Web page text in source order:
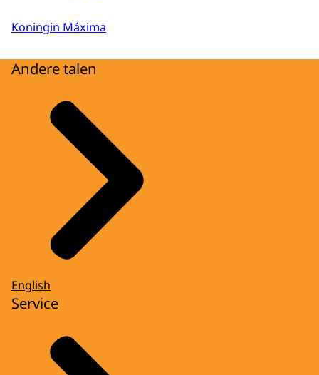
Koningin Máxima
Andere talen
English
Service